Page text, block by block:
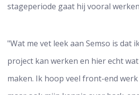
stageperiode gaat hij vooral
"Wat me vet leek aan Semso is dat
project kan werken en hier echt
maken. Ik hoop veel front-end